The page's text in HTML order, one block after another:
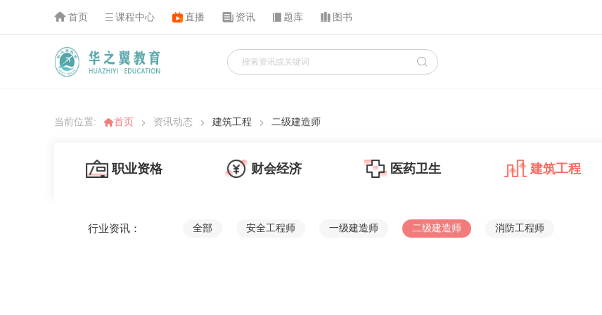
首页 课程中心 直播 资讯 题库 图书
当前位置: 首页 资讯动态 建筑工程 二级建造师
职业资格 财会经济 医药卫生 建筑工程
行业资讯： 全部 安全工程师 一级建造师 二级建造师 消防工程师